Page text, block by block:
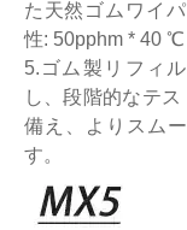
た天然ゴムワイ
性: 50pphm * 40 ℃
5.ゴム製リフィ
し、段階的なテ
備え、よりスム
す。